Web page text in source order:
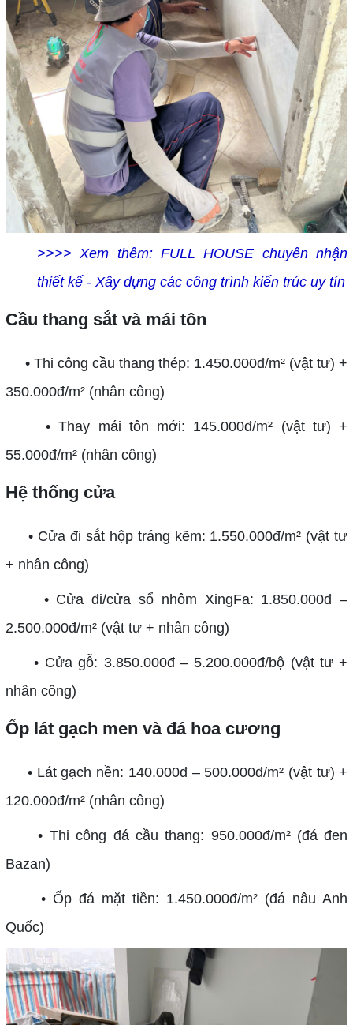
>>>> Xem thêm: FULL HOUSE chuyên nhận
thiết kế - Xây dựng các công trình kiến trúc uy tín
Cầu thang sắt và mái tôn
• Thi công cầu thang thép: 1.450.000đ/m² (vật tư) +
350.000đ/m² (nhân công)
• Thay mái tôn mới: 145.000đ/m² (vật tư) +
55.000đ/m² (nhân công)
Hệ thống cửa
• Cửa đi sắt hộp tráng kẽm: 1.550.000đ/m² (vật tư
+ nhân công)
• Cửa đi/cửa sổ nhôm XingFa: 1.850.000đ –
2.500.000đ/m² (vật tư + nhân công)
• Cửa gỗ: 3.850.000đ – 5.200.000đ/bộ (vật tư +
nhân công)
Ốp lát gạch men và đá hoa cương
• Lát gạch nền: 140.000đ – 500.000đ/m² (vật tư) +
120.000đ/m² (nhân công)
• Thi công đá cầu thang: 950.000đ/m² (đá đen
Bazan)
• Ốp đá mặt tiền: 1.450.000đ/m² (đá nâu Anh
Quốc)